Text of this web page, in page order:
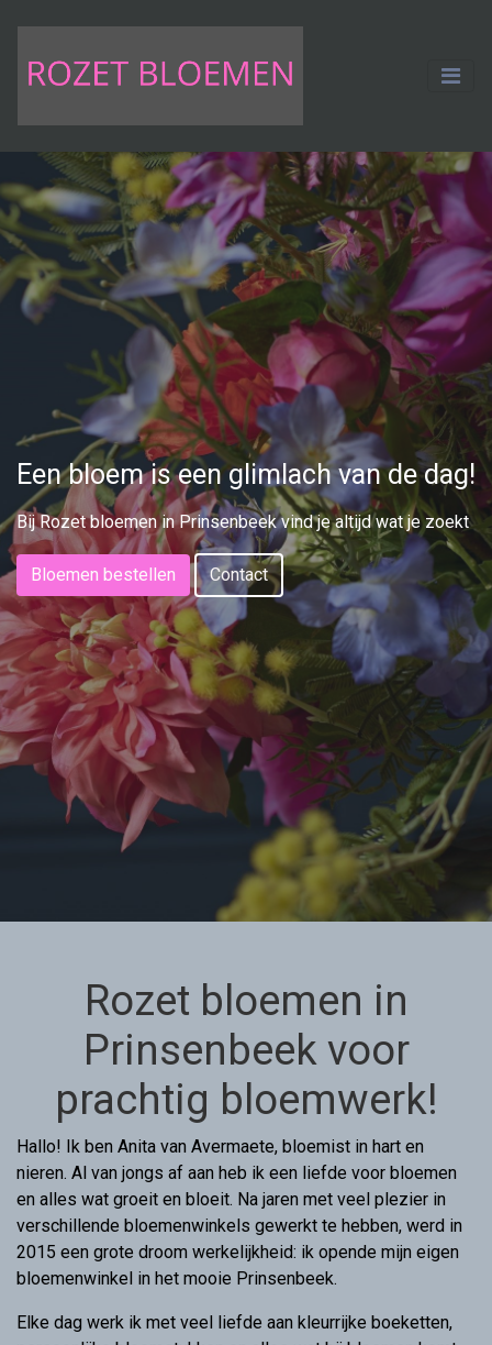
Een bloem is een glimlach van de dag!
Bij Rozet bloemen in Prinsenbeek vind je altijd wat je zoekt
Bloemen bestellen Contact
Rozet bloemen in
Prinsenbeek voor
prachtig bloemwerk!
Hallo! Ik ben Anita van Avermaete, bloemist in hart en
nieren. Al van jongs af aan heb ik een liefde voor bloemen
en alles wat groeit en bloeit. Na jaren met veel plezier in
verschillende bloemenwinkels gewerkt te hebben, werd in
2015 een grote droom werkelijkheid: ik opende mijn eigen
bloemenwinkel in het mooie Prinsenbeek.
Elke dag werk ik met veel liefde aan kleurrijke boeketten,